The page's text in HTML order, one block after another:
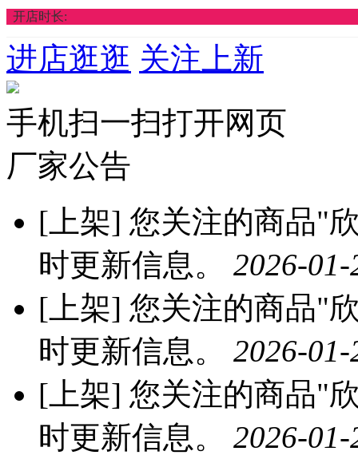
开店时长:
进店逛逛 关注上新
手机扫一扫打开网页
厂家公告
[上架] 您关注的商品"
时更新信息。 2026-
[上架] 您关注的商品"
时更新信息。 2026-
[上架] 您关注的商品"
时更新信息。 2026-